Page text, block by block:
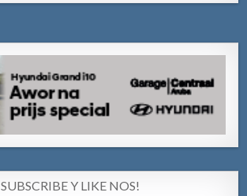
SUBSCRIBE Y LIKE NOS!